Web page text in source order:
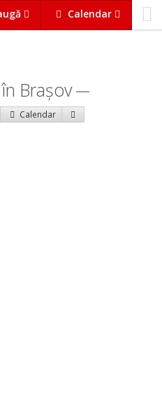
Calendar
Braşov
Calendar